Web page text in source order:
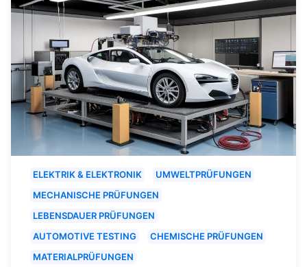
ELEKTRIK & ELEKTRONIK
UMWELTPRÜFUNGEN
MECHANISCHE PRÜFUNGEN
LEBENSDAUER PRÜFUNGEN
AUTOMOTIVE TESTING
CHEMISCHE PRÜFUNGEN
MATERIALPRÜFUNGEN